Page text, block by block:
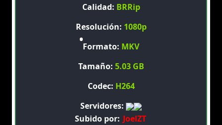
Calidad: BRRip
Resolución: 1080p
Formato: MKV
Tamaño: 5.03 GB
Codec: H264
Servidores:
Subido por: JoelZT